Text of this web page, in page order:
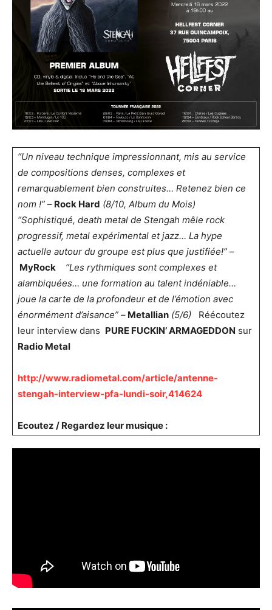
“Un niveau technique impressionnant, mis au service
de compositions denses, complexes et
remarquablement bien construites… Retenez bien ce
nom !” – Rock Hard (8/10, Album du Mois)
“Sophistiqué, death metal de Stengah mêle rock
progressif, metal expérimental et jazz… La hype
actuelle autour du groupe est plus que justifiée!” –
MyRock
“Les rythmiques sont complexes et
alambiquées… une formation au talent indéniable…
joue la carte de la profondeur et de l’émotion avec
énormément d’aisance” – Metallian (5/6) Réécoutez
leur interview dans PURE FUCKIN’ ARMAGEDDON sur
Radio Metal
http://www.radiometal.com/article/antenne-
stengah-interview-pfa-lundi-soir,414624
Ecoutez / Regardez leur musique :